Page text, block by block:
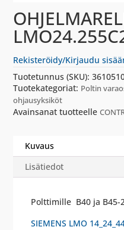
Rekisteröidy/Kirjaudu
Tuotetunnus (SKU):
Tuotekategoriat: Poltin
ohjausyksiköt
Avainsanat tuotteelle
Kuvaus
Lisätiedot
Polttimille B40 ja B45-
SIEMENS LMO